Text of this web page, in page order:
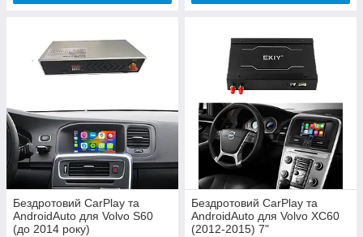
Бездротовий CarPlay та
AndroidAuto для Volvo S60
(до 2014 року)
Бездротовий CarPlay та
AndroidAuto для Volvo XC60
(2012-2015) 7"